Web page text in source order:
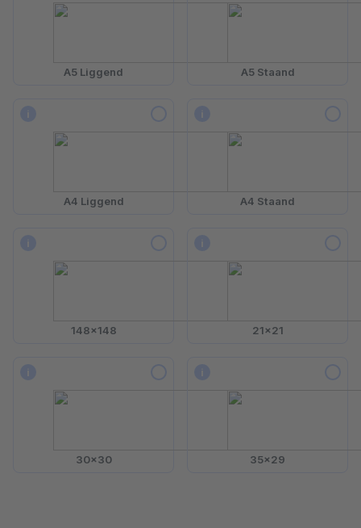
A5 Liggend A5 Staand
A4 Liggend A4 Staand
148x148 21x21
30x30 35x29